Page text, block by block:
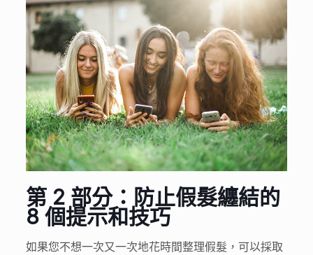
第 2 部分：防止假髮纏結的
8 個提示和技巧
如果您不想一次又一次地花時間整理假髮，可以採取